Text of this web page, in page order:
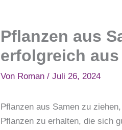
Pflanzen aus
erfolgreich
Von Roman / Juli 26, 2024
Pflanzen aus Samen zu
Pflanzen zu erhalten, die sich